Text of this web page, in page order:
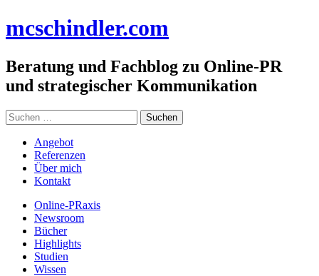
Inhalt
mcschindler.com
Beratung und Fachblog zu Online-PR
und strategischer Kommunikation
Suchen
nach:
Angebot
Referenzen
Über mich
Kontakt
Online-PRaxis
Newsroom
Bücher
Highlights
Studien
Wissen